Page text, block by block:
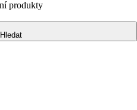
produkty
Hledat